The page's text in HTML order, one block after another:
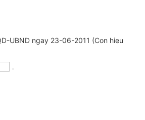
UBND ngay 23-06-2011 (Con hieu